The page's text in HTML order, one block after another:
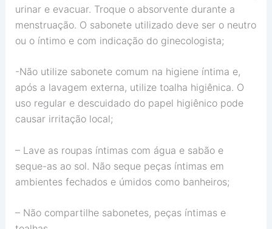
urinar e evacuar. Troque o absorvente durante a
menstruação. O sabonete utilizado deve ser o neutro
ou o íntimo e com indicação do ginecologista;
-Não utilize sabonete comum na higiene íntima e,
após a lavagem externa, utilize toalha higiênica. O
uso regular e descuidado do papel higiênico pode
causar irritação local;
– Lave as roupas íntimas com água e sabão e
seque-as ao sol. Não seque peças íntimas em
ambientes fechados e úmidos como banheiros;
– Não compartilhe sabonetes, peças íntimas e